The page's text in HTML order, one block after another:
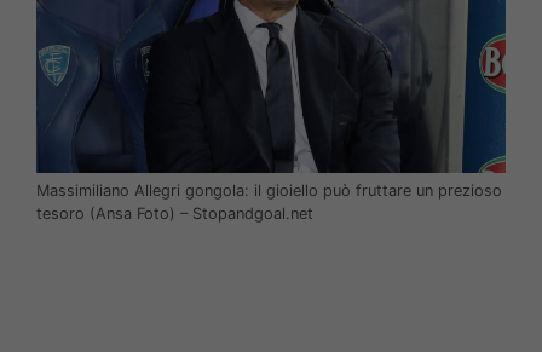
Massimiliano Allegri gongola: il gioiello può fruttare un prezioso
tesoro (Ansa Foto) – Stopandgoal.net